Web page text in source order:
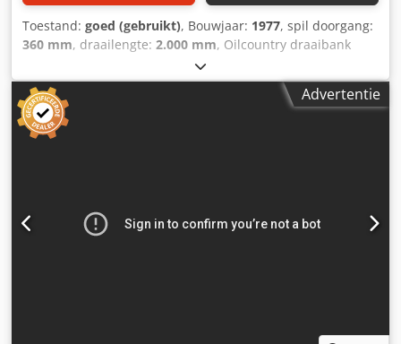
Toestand: goed (gebruikt), Bouwjaar: 1977, spil doorgang:
360 mm, draailengte: 2.000 mm, Oilcountry draaibank
DEMOOR - 825-S360 Oil Country Lathe Ø 970 x 2000 mm
Dubbele hydraulische klauwplaat Dubbele klauwplaat voor
en achter met 360 boring API-draadsnijkopbevestiging
Veiligheidsafdekking voor voor- en achterklauwplaat
Conische draaislede Multifix-gereedschapssysteem Draai
tegencenter: 360mm Spindel pinole opname Mk: 6Mk
Toeren - Range: 28-500Rpm Voeding X-as: 4000mm/min.
Advertentie